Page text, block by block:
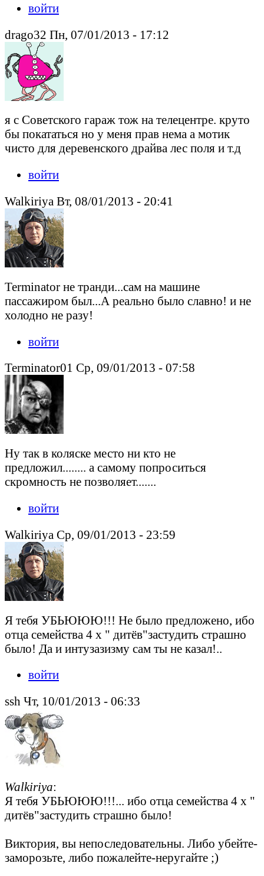
войти
drago32 Пн, 07/01/2013 - 17:12
я с Советского гараж тож на телецентре. круто
бы покататься но у меня прав нема а мотик
чисто для деревенского драйва лес поля и т.д
войти
Walkiriya Вт, 08/01/2013 - 20:41
Теrminator не транди...сам на машине
пассажиром был...А реально было славно! и не
холодно не разу!
войти
Terminator01 Ср, 09/01/2013 - 07:58
Ну так в коляске место ни кто не
предложил........ а самому попроситься
скромность не позволяет.......
войти
Walkiriya Ср, 09/01/2013 - 23:59
Я тебя УБЬЮЮЮ!!! Не было предложено, ибо
отца семейства 4 х " дитёв"застудить страшно
было! Да и интузазизму сам ты не казал!..
войти
ssh Чт, 10/01/2013 - 06:33
Walkiriya:
Я тебя УБЬЮЮЮ!!!... ибо отца семейства 4 х "
дитёв"застудить страшно было!
Виктория, вы непоследовательны. Либо убейте-
заморозьте, либо пожалейте-неругайте ;)